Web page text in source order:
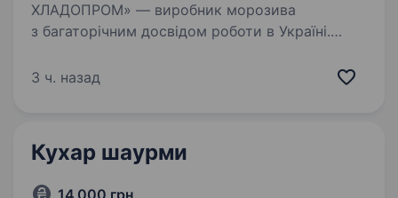
ХЛАДОПРОМ» — виробник морозива
з багаторічним досвідом роботи в Україні.
марками «ХЛАДИК», «ХРЕЩАТИК», «КАШТАН».
3 ч. назад
Кухар шаурми
14 000 грн